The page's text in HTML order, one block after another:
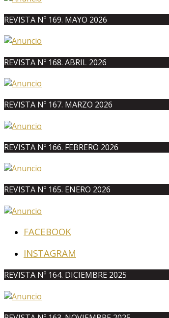
REVISTA Nº 169. MAYO 2026
REVISTA Nº 168. ABRIL 2026
REVISTA Nº 167. MARZO 2026
REVISTA Nº 166. FEBRERO 2026
REVISTA Nº 165. ENERO 2026
FACEBOOK
INSTAGRAM
REVISTA Nº 164. DICIEMBRE 2025